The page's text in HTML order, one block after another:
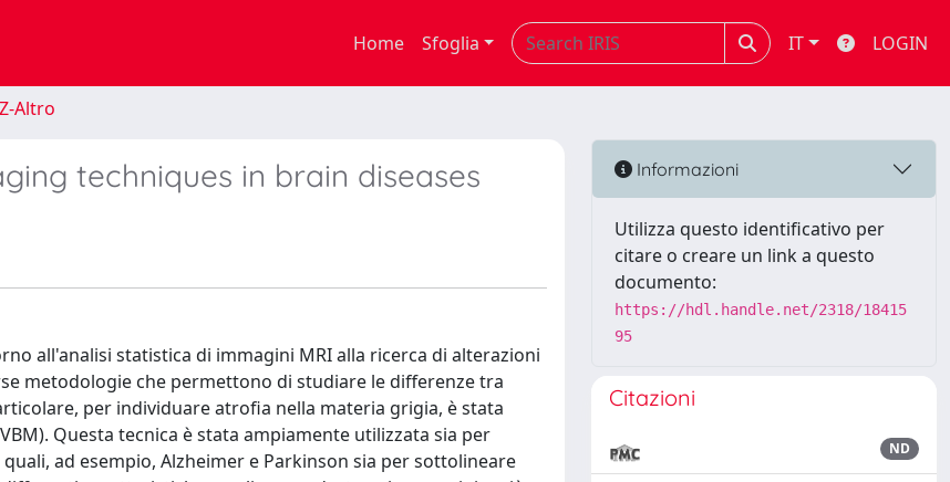
Home Sfoglia IT LOGIN
Altro
techniques in brain diseases
all'analisi statistica di immagini MRI alla ricerca di alterazioni
metodologie che permettono di studiare le differenze tra
per individuare atrofia nella materia grigia, è stata
Questa tecnica è stata ampiamente utilizzata sia per
ad esempio, Alzheimer e Parkinson sia per sottolineare
Informazioni
Utilizza questo identificativo per
citare o creare un link a questo
documento:
https://hdl.handle.net/2318/18415
95
Citazioni
ND